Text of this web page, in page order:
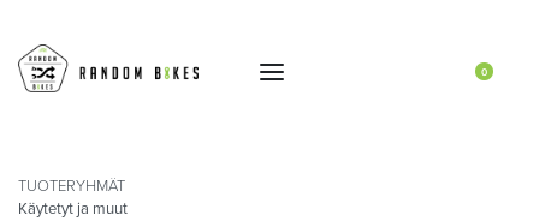
0
TUOTERYHMÄT
Käytetyt ja muut